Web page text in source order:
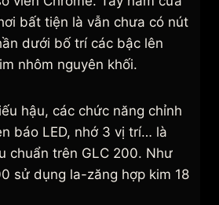
bất tiện là vẫn chưa có nút
dưới bố trí các bậc lên
nhôm nguyên khối.
hậu, các chức năng chỉnh
báo LED, nhớ 3 vị trí… là
chuẩn trên GLC 200. Như
sử dụng la-zăng hợp kim 18